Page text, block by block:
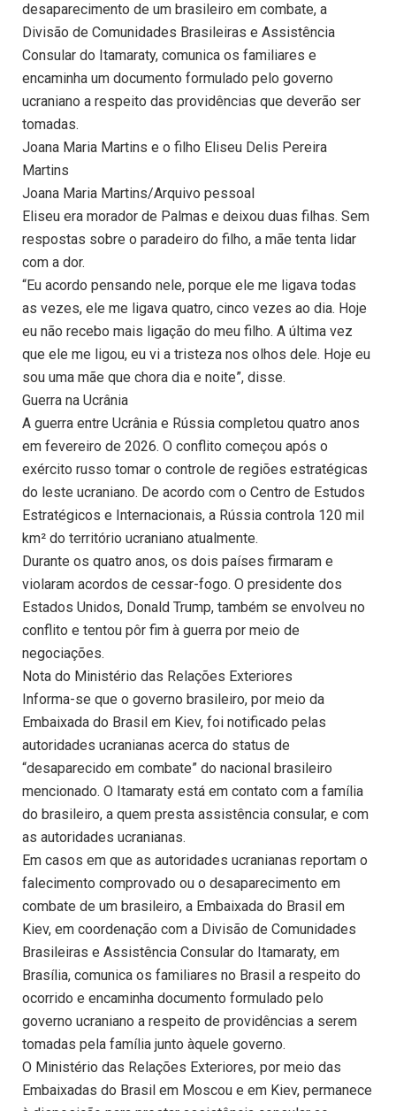
desaparecimento de um brasileiro em combate, a
Divisão de Comunidades Brasileiras e Assistência
Consular do Itamaraty, comunica os familiares e
encaminha um documento formulado pelo governo
ucraniano a respeito das providências que deverão ser
tomadas.
Joana Maria Martins e o filho Eliseu Delis Pereira
Martins
Joana Maria Martins/Arquivo pessoal
Eliseu era morador de Palmas e deixou duas filhas. Sem
respostas sobre o paradeiro do filho, a mãe tenta lidar
com a dor.
“Eu acordo pensando nele, porque ele me ligava todas
as vezes, ele me ligava quatro, cinco vezes ao dia. Hoje
eu não recebo mais ligação do meu filho. A última vez
que ele me ligou, eu vi a tristeza nos olhos dele. Hoje eu
sou uma mãe que chora dia e noite”, disse.
Guerra na Ucrânia
A guerra entre Ucrânia e Rússia completou quatro anos
em fevereiro de 2026. O conflito começou após o
exército russo tomar o controle de regiões estratégicas
do leste ucraniano. De acordo com o Centro de Estudos
Estratégicos e Internacionais, a Rússia controla 120 mil
km² do território ucraniano atualmente.
Durante os quatro anos, os dois países firmaram e
violaram acordos de cessar-fogo. O presidente dos
Estados Unidos, Donald Trump, também se envolveu no
conflito e tentou pôr fim à guerra por meio de
negociações.
Nota do Ministério das Relações Exteriores
Informa-se que o governo brasileiro, por meio da
Embaixada do Brasil em Kiev, foi notificado pelas
autoridades ucranianas acerca do status de
“desaparecido em combate” do nacional brasileiro
mencionado. O Itamaraty está em contato com a família
do brasileiro, a quem presta assistência consular, e com
as autoridades ucranianas.
Em casos em que as autoridades ucranianas reportam o
falecimento comprovado ou o desaparecimento em
combate de um brasileiro, a Embaixada do Brasil em
Kiev, em coordenação com a Divisão de Comunidades
Brasileiras e Assistência Consular do Itamaraty, em
Brasília, comunica os familiares no Brasil a respeito do
ocorrido e encaminha documento formulado pelo
governo ucraniano a respeito de providências a serem
tomadas pela família junto àquele governo.
O Ministério das Relações Exteriores, por meio das
Embaixadas do Brasil em Moscou e em Kiev, permanece